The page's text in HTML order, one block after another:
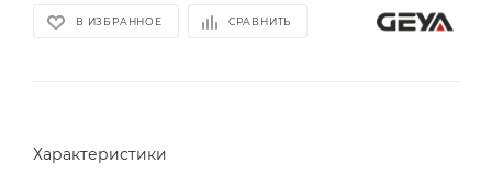
В ИЗБРАННОЕ СРАВНИТЬ
Характеристики